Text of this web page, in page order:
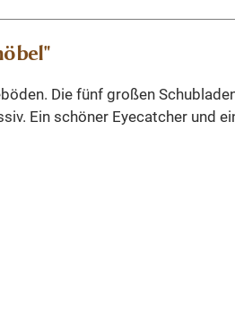
Die fünf großen
Ein schöner Eyecatcher und